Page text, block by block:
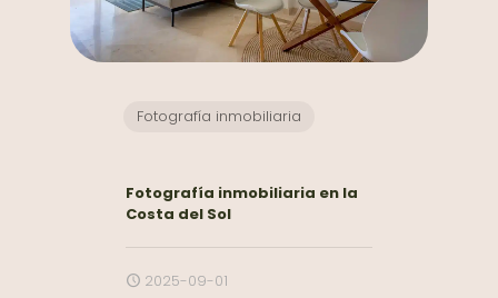
Fotografía inmobiliaria
Fotografía inmobiliaria en la
Costa del Sol
2025-09-01